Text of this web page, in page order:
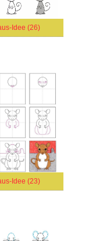
Idee (26)
Idee (23)